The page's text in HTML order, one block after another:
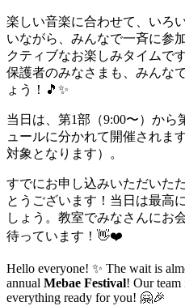
楽しい音楽に合わせて、いろ
いながら、みんなで一斉に参
クティブなお楽しみタイムで
保護者のみなさまも、みんな
ょう！🎵✨
当日は、第1部（9:00〜）から
ュールに分かれて開催されま
対象となります）。
すでにお申し込みいただいた
とうございます！当日は最高
しょう。教室でみなさんにお
待っています！👋❤️
Hello everyone! ✨ The wait is
annual Mebae Festival! Our team
everything ready for you! 🤗🎉